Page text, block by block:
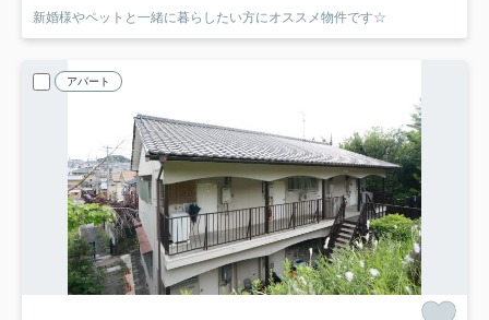
新婚様やペットと一緒に暮らしたい方にオススメ物件です☆
アパート